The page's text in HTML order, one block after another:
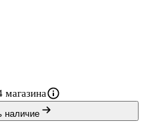
связывает с
магазина
наличие